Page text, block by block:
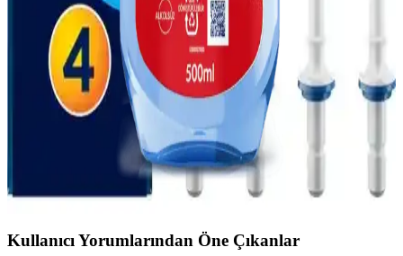
Oral-B Oxyjet Ağız Duşu Yedek Başlık Seti, hassas dişlere uygun
tasarımı ve etkili temizlik özellikleriyle ağız sağlığını koruyan
güvenilir bir çözüm sunar.
Sağlıklı Diş Eti İçin Ağız Suyu Kullanım Rehberi ve
Doğru Seçim İpuçları
Diş eti sağlığı için uygun ağız bakım suyu seçimi ve düzenli
kullanımın önemi, doğru ürünler ve dikkat edilmesi gerekenler ile
ilgili kapsamlı rehber. Sağlıklı diş etleri için ipuçları içerir.
Kullanıcı Yorumlarından Öne Çıkanlar